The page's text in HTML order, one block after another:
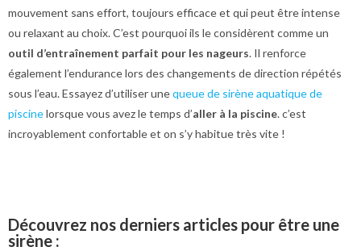
mouvement sans effort, toujours efficace et qui peut être intense
ou relaxant au choix. C’est pourquoi ils le considèrent comme un
outil d’entraînement parfait pour les nageurs. Il renforce
également l’endurance lors des changements de direction répétés
sous l’eau. Essayez d’utiliser unequeue de sirène aquatique de
piscinelorsque vous avez le temps d’aller à la piscine. c’est
incroyablement confortable et on s’y habitue très vite !
Découvrez nos derniers articles pour être une
sirène :